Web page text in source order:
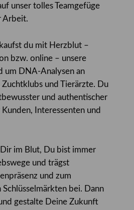
unser tolles Teamgefüge
Arbeit.
du mit Herzblut –
bzw. online – unsere
um DNA-Analysen an
und Tierärzte. Du
und authentischer
Interessenten und
im Blut, Du bist immer
und trägst
und zum
Schlüsselmärkten bei. Dann
gestalte Deine Zukunft